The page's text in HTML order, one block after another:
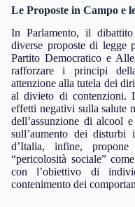
Le Proposte in Campo e
In Parlamento, il
diverse proposte di legge
Partito Democratico e
rafforzare i principi
attenzione alla tutela dei
al divieto di contenzioni.
effetti negativi sulla salute
dell’assunzione di alcool
sull’aumento dei
d’Italia, infine,
“pericolosità sociale”
con l’obiettivo di
contenimento dei